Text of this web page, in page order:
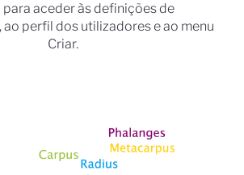
aceder às definições de
perfil dos utilizadores e ao menu
Criar.